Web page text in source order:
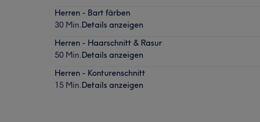
Herren - Bart färben
30 Min.Details anzeigen
Herren - Haarschnitt & Rasur
50 Min.Details anzeigen
Herren - Konturenschnitt
15 Min.Details anzeigen